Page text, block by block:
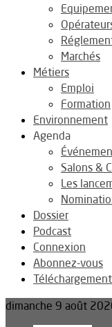
Marchés
Métiers
Emploi
Formation
Environnement
Agenda
Salons &
Les
Dossier
Podcast
Connexion
Abonnez-vous
dimanche 9 août